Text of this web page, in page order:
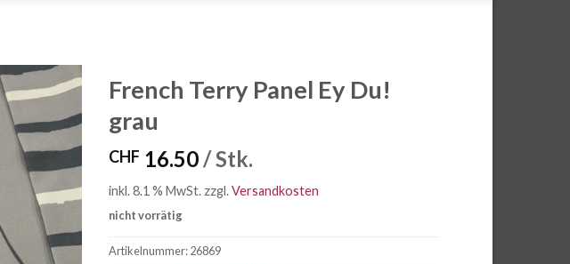
Auf die
Wunschliste
French Terry Panel Ey Du!
grau
CHF 16.50 / Stk.
inkl. 8.1 % MwSt. zzgl.Versandkosten
nicht vorrätig
Artikelnummer:26869